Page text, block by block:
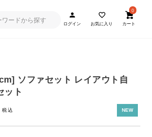
ログイン お気に入り
0
カート
ソファセット レイアウト自
ット
NEW